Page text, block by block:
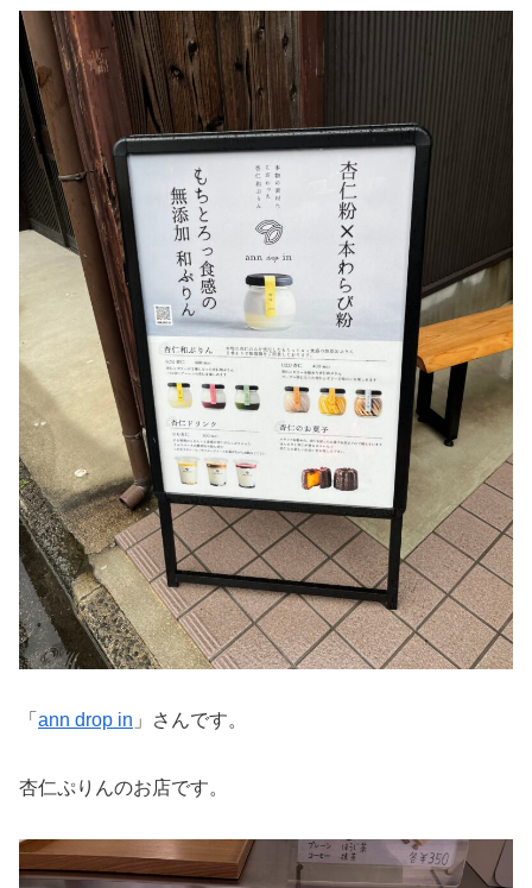
「 ann drop in 」さんです。
杏仁ぷりんのお店です。